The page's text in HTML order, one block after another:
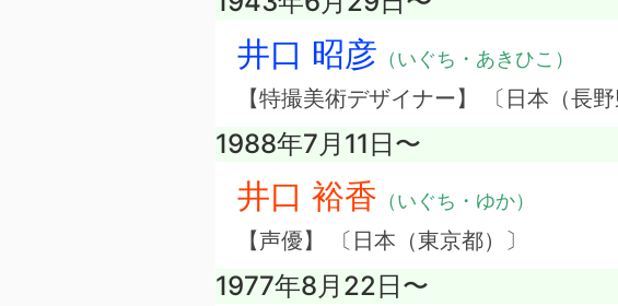
井口 昭彦 （いぐち・あきひこ）
【特撮美術デザイナー】 〔日本（長野
1988年7月11日〜
井口 裕香 （いぐち・ゆか）
【声優】 〔日本（東京都）〕
1977年8月22日〜